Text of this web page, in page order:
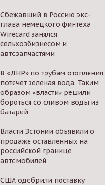
Сбежавший в Россию экс-
глава немецкого финтеха
Wirecard занялся
сельхозбизнесом и
автозапчастями
В «ДНР» по трубам отопления
потечет зеленая вода. Таким
образом «власти» решили
бороться со сливом воды из
батарей
Власти Эстонии объявили о
продаже оставленных на
российской границе
автомобилей
США одобрили поставку